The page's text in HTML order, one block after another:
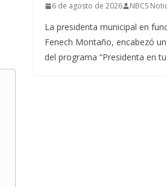
6 de agosto de 2026 NBCS
La presidenta municipal en
Fenech Montaño, encabezó
del programa “Presidenta en